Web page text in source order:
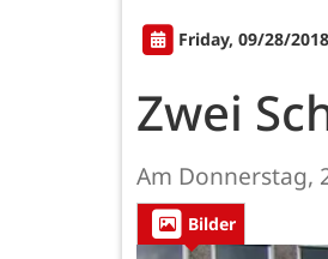
Friday, 09/28/
Zwei
Am Donnerstag,
Bilder